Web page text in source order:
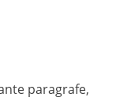
paragrafe,